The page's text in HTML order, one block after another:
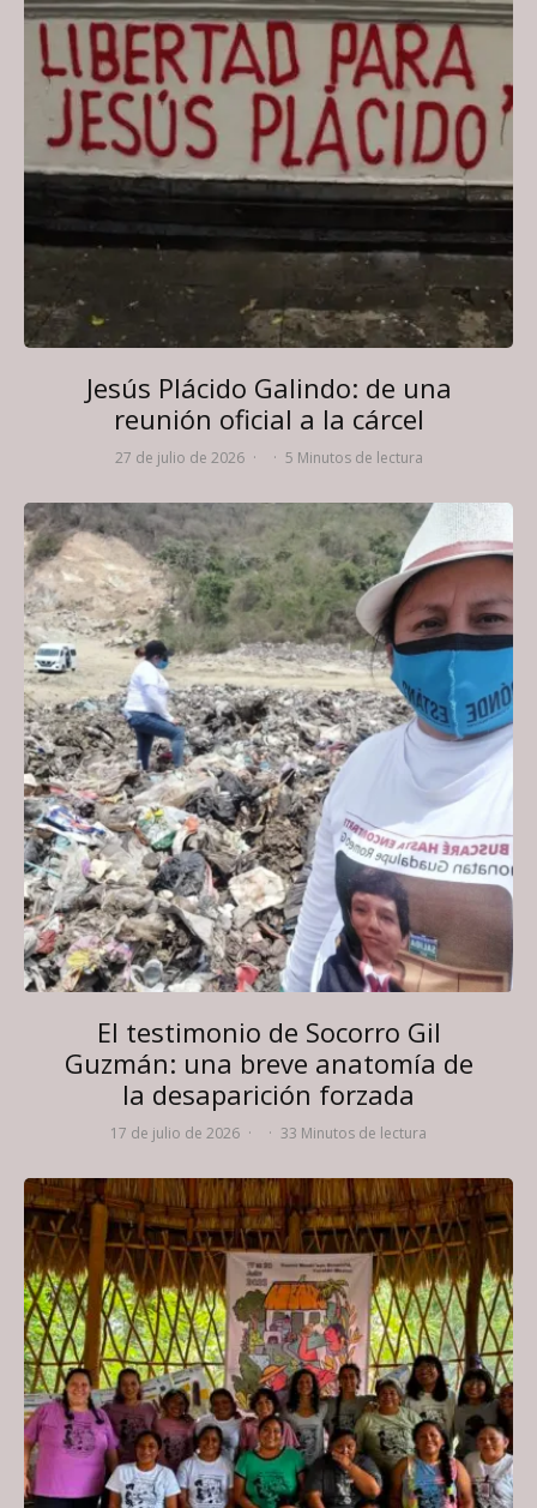
Jesús Plácido Galindo: de una
reunión oficial a la cárcel
27 de julio de 2026 · · 5 Minutos de lectura
El testimonio de Socorro Gil
Guzmán: una breve anatomía de
la desaparición forzada
17 de julio de 2026 · · 33 Minutos de lectura